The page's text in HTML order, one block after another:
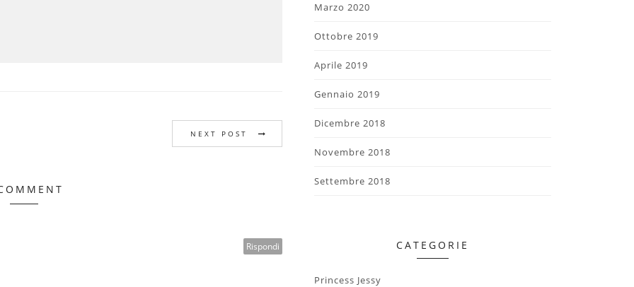
NEXT POST
Rispondi
Marzo 2020
Ottobre 2019
Aprile 2019
Gennaio 2019
Dicembre 2018
Novembre 2018
Settembre 2018
CATEGORIE
Princess Jessy